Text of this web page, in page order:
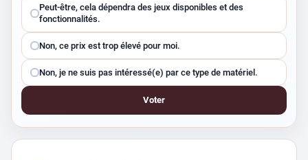
réponse
Peut-être, cela dépendra des jeux disponibles et des
fonctionnalités.
Non, ce prix est trop élevé pour moi.
Non, je ne suis pas intéressé(e) par ce type de matériel.
Voter